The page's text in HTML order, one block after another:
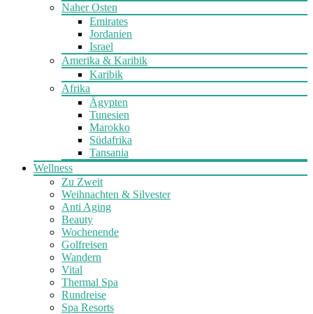
Naher Osten
Emirates
Jordanien
Israel
Amerika & Karibik
Karibik
Afrika
Ägypten
Tunesien
Marokko
Südafrika
Tansania
Wellness
Zu Zweit
Weihnachten & Silvester
Anti Aging
Beauty
Wochenende
Golfreisen
Wandern
Vital
Thermal Spa
Rundreise
Spa Resorts